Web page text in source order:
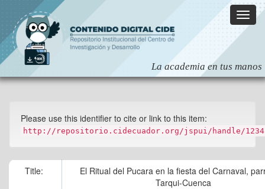
navigation
Please use this identifier to cite or link to this item:
http://repositorio.cidecuador.org/jspui/handle/
Title:
El Ritual del Pucara en la fiesta del Carnaval,
Tarqui-Cuenca